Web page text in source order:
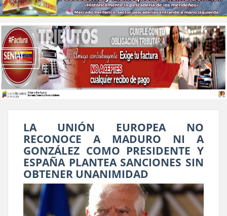
LA UNIÓN EUROPEA NO
RECONOCE A MADURO NI A
GONZÁLEZ COMO PRESIDENTE Y
ESPAÑA PLANTEA SANCIONES SIN
OBTENER UNANIMIDAD